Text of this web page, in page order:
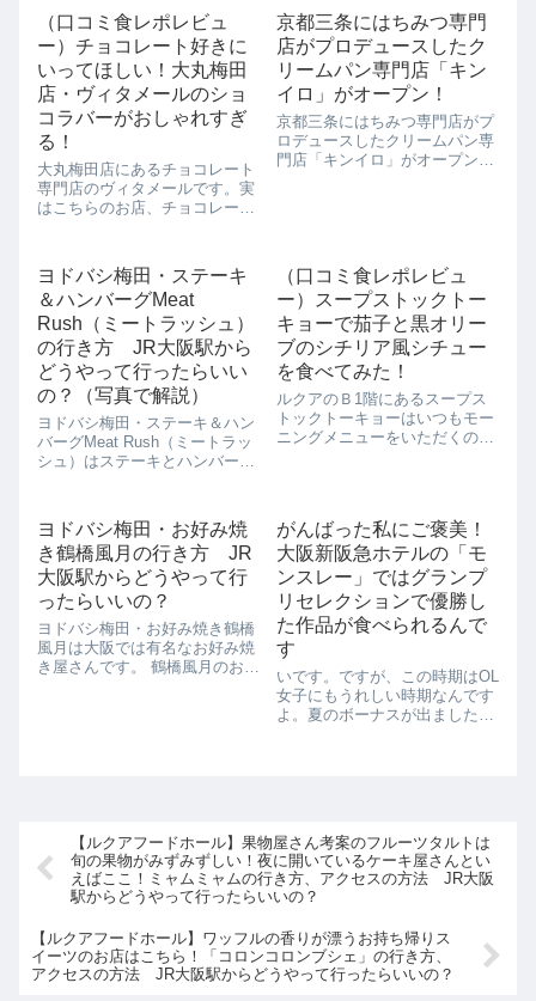
で旨味をプラスした関西風おで
ん出汁は大阪ならではの味わい
です。 さらにこちらの面白いと
ころ...
のチーズ20種類、ワイン約50種
類の中か...
（口コミ食レポレビュ
ー）チョコレート好きに
いってほしい！大丸梅田
店・ヴィタメールのショ
コラバーがおしゃれすぎ
る！
大丸梅田店にあるチョコレート
専門店のヴィタメールです。実
はこちらのお店、チョコレート
した。ショコラバーなんてすて
きな響きですが、どんな世界が
繰り広げられているのでしょう
ね。チョコレート...
京都三条にはちみつ専門
店がプロデュースしたク
リームパン専門店「キン
イロ」がオープン！
京都三条にはちみつ専門店がプ
ロデュースしたクリームパン専
門店「キンイロ」がオープンし
い」という思いから...
ヨドバシ梅田・ステーキ
＆ハンバーグMeat
Rush（ミートラッシュ）
の行き方 JR大阪駅から
どうやって行ったらいい
の？（写真で解説）
ヨドバシ梅田・ステーキ＆ハン
バーグMeat Rush（ミートラッ
シュ）はステーキとハンバーグ
ムいっぱいのお肉でもついつい
ペロッとおいしくいただけま
す。 ソースも17種類もあり、
い...
（口コミ食レポレビュ
ー）スープストックトー
キョーで茄子と黒オリー
ブのシチリア風シチュー
を食べてみた！
ルクアのＢ1階にあるスープス
トックトーキョーはいつもモー
ニングメニューをいただくのが
風シチュー」です。10月のスー
プストックトーキ...
ヨドバシ梅田・お好み焼
き鶴橋風月の行き方 JR
大阪駅からどうやって行
ったらいいの？
ヨドバシ梅田・お好み焼き鶴橋
風月は大阪では有名なお好み焼
き屋さんです。 鶴橋風月のお好
がんばった私にご褒美！
大阪新阪急ホテルの「モ
ンスレー」ではグランプ
リセレクションで優勝し
た作品が食べられるんで
す
いです。ですが、この時期はOL
女子にもうれしい時期なんです
よ。夏のボーナスが出ました！
【ルクアフードホール】果物屋さん考案のフルーツタルトは
旬の果物がみずみずしい！夜に開いているケーキ屋さんとい
えばここ！ミャムミャムの行き方、アクセスの方法 JR大阪
駅からどうやって行ったらいいの？
【ルクアフードホール】ワッフルの香りが漂うお持ち帰りス
イーツのお店はこちら！「コロンコロンブシェ」の行き方、
アクセスの方法 JR大阪駅からどうやって行ったらいいの？